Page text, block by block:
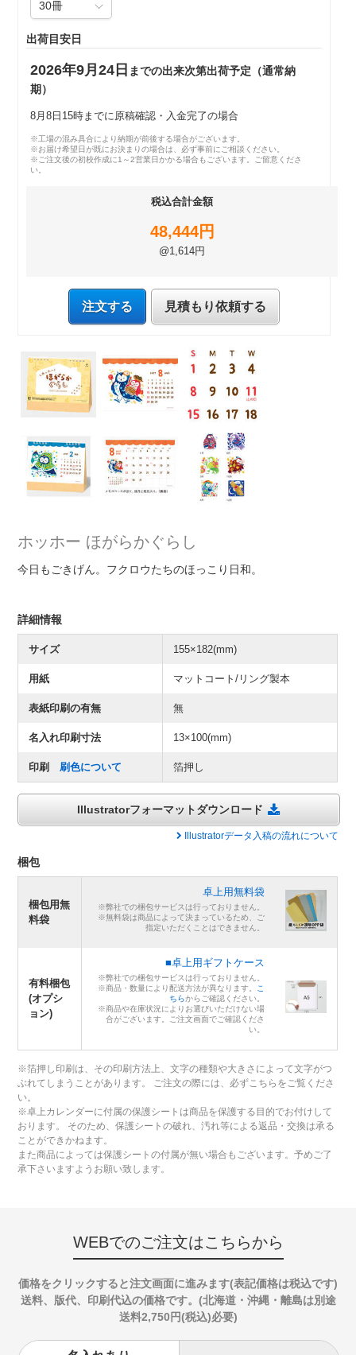
出荷目安日
2026年9月24日 までの出来次第出荷予定（通常納
期）
8月8日15時までに原稿確認・入金完了の場合
※工場の混み具合により納期が前後する場合がございます。
※お届け希望日が既にお決まりの場合は、必ず事前にご相談ください。
※ご注文後の初校作成に1～2営業日かかる場合もございます。ご留意くださ
い。
税込合計金額
48,444円
@1,614円
注文する 見積もり依頼する
ホッホー ほがらかぐらし
今日もごきげん。フクロウたちのほっこり日和。
詳細情報
サイズ 155×182(mm)
用紙 マットコート/リング製本
表紙印刷の有無 無
名入れ印刷寸法 13×100(mm)
印刷刷色について 箔押し
Illustratorフォーマットダウンロード
Illustratorデータ入稿の流れについて
梱包
梱包用無
料袋
卓上用無料袋
※弊社での梱包サービスは行っておりません。
※無料袋は商品によって決まっているため、ご
指定いただくことはできません。
有料梱包
(オプシ
ョン)
■卓上用ギフトケース
※弊社での梱包サービスは行っておりません。
※商品・数量により配送方法が異なります。 こ
ちらからご確認ください。
※商品や在庫状況によりお選びいただけない場
合がございます。ご注文画面でご確認くださ
い。
※箔押し印刷は、その印刷方法上、文字の種類や大きさによって文字がつ
ぶれてしまうことがあります。 ご注文の際には、必ずこちらをご覧くださ
い。
※卓上カレンダーに付属の保護シートは商品を保護する目的でお付けして
おります。 そのため、保護シートの破れ、汚れ等による返品・交換は承る
ことができかねます。
また商品によっては保護シートの付属が無い場合もございます。予めご了
承下さいますようお願い致します。
WEBでのご注文はこちらから
価格をクリックすると注文画面に進みます(表記価格は税込です)
送料、版代、印刷代込の価格です。(北海道・沖縄・離島は別途
送料2,750円(税込)必要)